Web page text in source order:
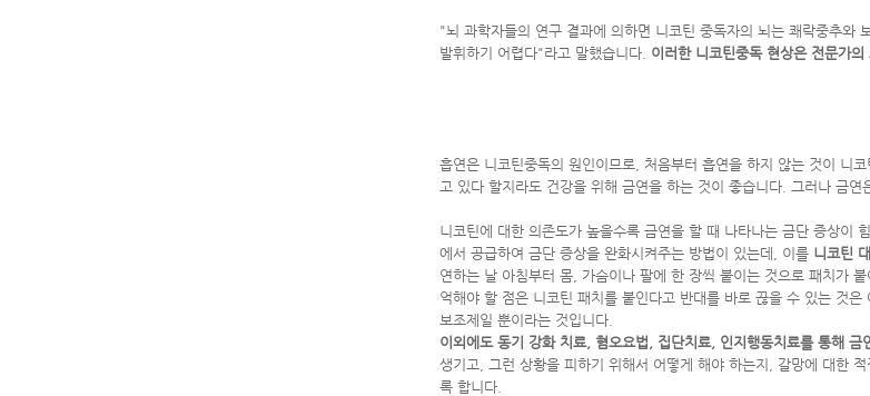
"뇌 과학자들의 연구 결과에 의하면 니코틴 중독자의 뇌는 쾌락중추와
발휘하기 어렵다"라고 말했습니다. 이러한 니코틴중독 현상은 전문가
흡연은 니코틴중독의 원인이므로, 처음부터 흡연을 하지 않는 것이 니
고 있다 할지라도 건강을 위해 금연을 하는 것이 좋습니다. 그러나 금연
니코틴에 대한 의존도가 높을수록 금연을 할 때 나타나는 금단 증상이
에서 공급하여 금단 증상을 완화시켜주는 방법이 있는데, 이를 니코틴
연하는 날 아침부터 몸, 가슴이나 팔에 한 장씩 붙이는 것으로 패치가
억해야 할 점은 니코틴 패치를 붙인다고 반대를 바로 끊을 수 있는 것
보조제일 뿐이라는 것입니다.
이외에도 동기 강화 치료, 혐오요법, 집단치료, 인지행동치료를 통해 금
생기고, 그런 상황을 피하기 위해서 어떻게 해야 하는지, 갈망에 대한
록 합니다.